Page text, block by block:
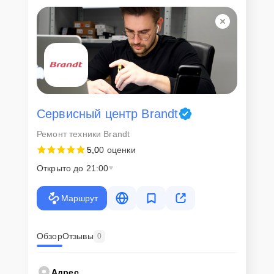
Для всех клиентов действуют демократичные и фиксированные
цены. Конечная стоимость работ обсуждается с клиентом и не в
коем случае не может измениться в процессе работ. Сервис не
навязывает клиентам дополнительные услуги и не
предусматривает скрытые платежи. Рассчитать предварительную
стоимость ремонта можно с помощью нашегоКалькулятора
Скорость диагностики и
ремонта
Наша компания ценит время клиентов и понимает важность
оперативного решения любых вопросов. В среднем, ремонт
клиент сможет забрать свой гаджет в этот же день. При
Внимание! Устройство отправляется на ремонт только после
согласования вариантов запчастей и стоимости ремонта с
изменена в процессе или после завершения работ.
Сервисный центр Brandt
Ремонт техники Brandt
5,00 оценки
Открыто до 21:00
Маршрут
ОбзорОтзывы 0
Адрес